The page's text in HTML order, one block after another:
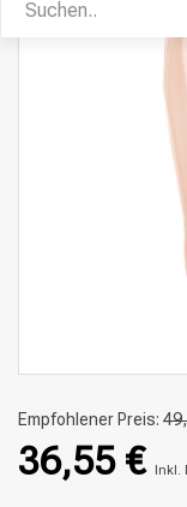
Empfohlener Preis:
36,55 € Inkl.